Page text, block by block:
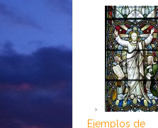
Ejemplos de